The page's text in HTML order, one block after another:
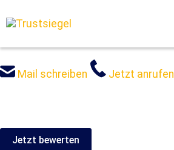
zum
Inhalt
Mail schreiben Jetzt anrufen
Jetzt bewerten